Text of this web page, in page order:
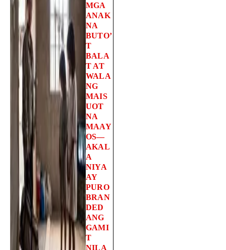
MGA
ANAK
NA
BUTO’
T
BALA
T AT
WALA
NG
MAIS
UOT
NA
MAAY
OS—
AKAL
A
NIYA
AY
PURO
BRAN
DED
ANG
GAMI
T
NILA